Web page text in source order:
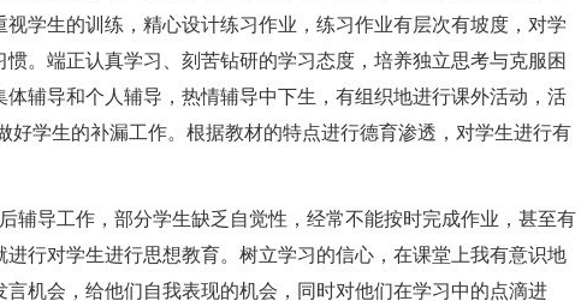
学生的训练，精心设计练习作业，练习作业有层次有坡度，对学
。端正认真学习、刻苦钻研的学习态度，培养独立思考与克服困
辅导和个人辅导，热情辅导中下生，有组织地进行课外活动，活
好学生的补漏工作。根据教材的特点进行德育渗透，对学生进行有
辅导工作，部分学生缺乏自觉性，经常不能按时完成作业，甚至有
行对学生进行思想教育。树立学习的信心，在课堂上我有意识地
机会，给他们自我表现的机会，同时对他们在学习中的点滴进